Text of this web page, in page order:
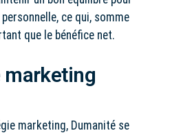
ce qui, somme
que le bénéfice net.
marketing
marketing, Dumanité se